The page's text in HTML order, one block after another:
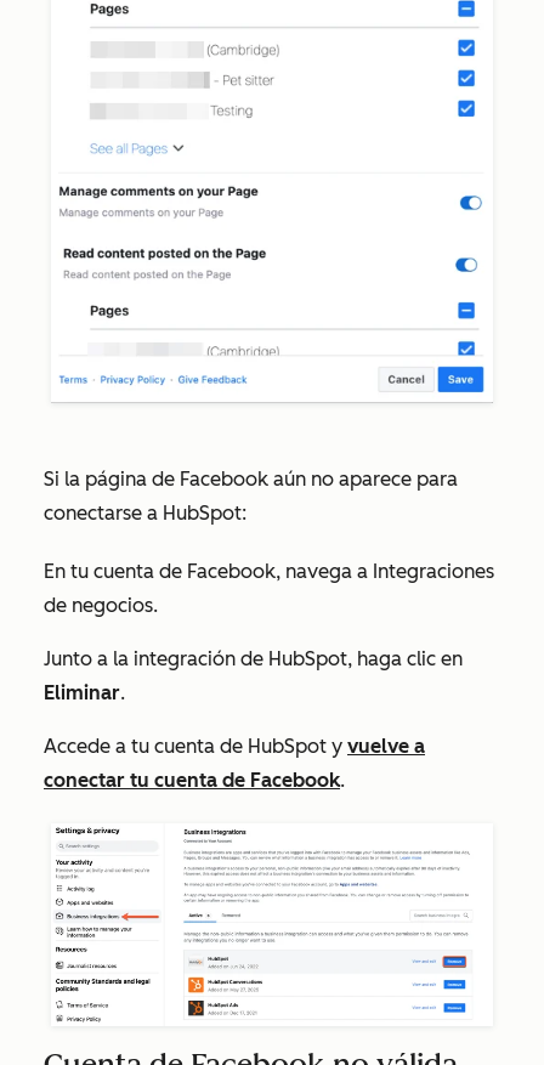
Si la página de Facebook aún no aparece para
conectarse a HubSpot:
En tu cuenta de Facebook, navega a Integraciones
de negocios.
Junto a la integración de HubSpot, haga clic en
Eliminar.
Accede a tu cuenta de HubSpot y vuelve a
conectar tu cuenta de Facebook.